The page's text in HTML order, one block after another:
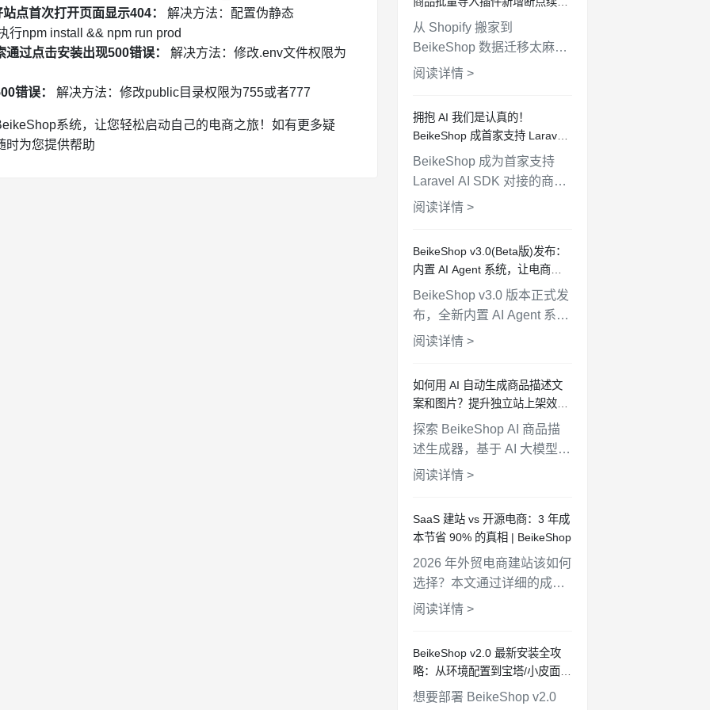
点首次打开页面显示404：
解决方法：配置伪静态
行npm install && npm run prod
过点击安装出现500错误：
解决方法：修改.env文件权限为
错误： 解决方法：修改public目录权限为755或者777
系统，让您轻松启动自己的电商之旅！如有更多疑
时为您提供帮助
与分类导入功能
从 Shopify 搬家到
BeikeShop 数据迁移太麻
烦？Shopify 商品批量导入
难题；并新增分类一键导
入，完美同步 Shopify 分类
结构。点击了解如何更高
效、完整地完成店铺数据迁
移。
阅读详情 >
拥抱 AI 我们是认真的！
BeikeShop 成首家支持 Laravel
AI SDK 的独立站商城，MCP 对
BeikeShop 成为首家支持
Laravel AI SDK 对接的商城
系统。已全面支持无头电
多 API 接口，为卖家打造更
智能的电商生态。
阅读详情 >
BeikeShop v3.0(Beta版)发布：
内置 AI Agent 系统，让电商管
理更智能
BeikeShop v3.0 版本正式发
布，全新内置 AI Agent 系
统，支持多语言大模型、智
查询订单、分析客户，电商
阅读详情 >
如何用 AI 自动生成商品描述文
案和图片？提升独立站上架效率
10 倍 | BeikeShop
探索 BeikeShop AI 商品描
述生成器，基于 AI 大模型自
动生成商品文案和产品图
速上架商品，提升运营效
阅读详情 >
SaaS 建站 vs 开源电商：3 年成
本节省 90% 的真相 | BeikeShop
2026 年外贸电商建站该如何
选择？本文通过详细的成本
对比和数据分析，解析
商城系统，100% 开源免
独立站业务。
阅读详情 >
BeikeShop v2.0 最新安装全攻
略：从环境配置到宝塔/小皮面板
部署
想要部署 BeikeShop v2.0